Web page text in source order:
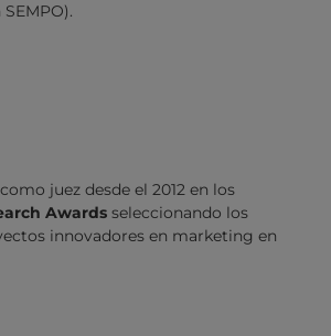
juez desde el 2012 en los
Awards seleccionando los
innovadores en marketing en